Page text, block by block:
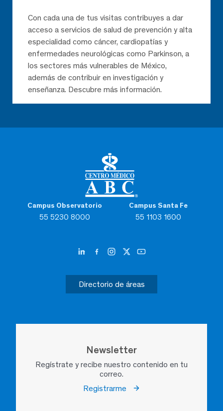
Campus Observatorio
55 5230 8000
Campus Santa Fe
55 1103 1600
Directorio de áreas
Newsletter
Regístrate y recibe nuestro contenido en tu
correo.
Registrarme
Con cada una de tus visitas contribuyes a dar
acceso a servicios de salud de prevención y alta
especialidad como cáncer, cardiopatías y
enfermedades neurológicas como Parkinson, a
los sectores más vulnerables de México,
además de contribuir en investigación y
enseñanza. Descubre más información.